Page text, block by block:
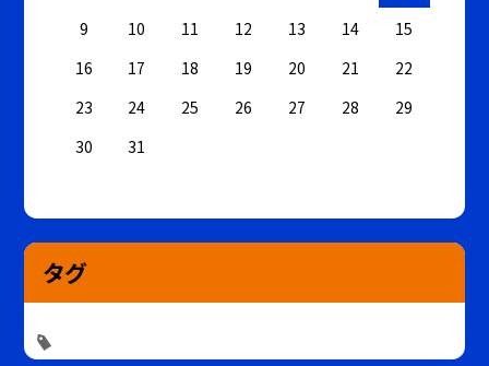
9
10 11 12 13 14
15
16
17 18 19 20 21
22
23
24 25 26 27 28
29
30
31
タグ